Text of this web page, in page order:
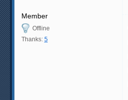
Member
Offline
Thanks: 5